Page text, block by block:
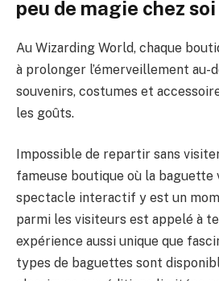
peu de magie chez soi
Au Wizarding World, chaque
à prolonger l’émerveillement au-
souvenirs, costumes et
les goûts.
Impossible de repartir sans
fameuse boutique où la baguette
spectacle interactif y est un
parmi les visiteurs est appelé à
expérience aussi unique que
types de baguettes sont